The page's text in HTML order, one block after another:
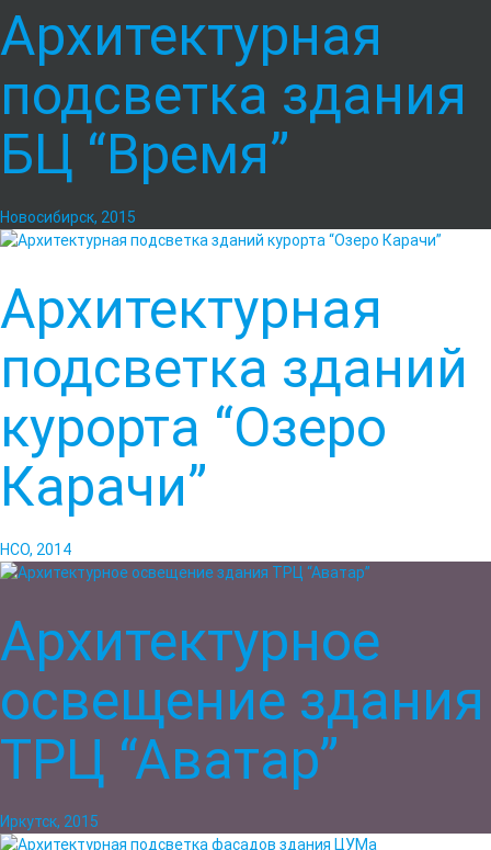
Архитектурная
подсветка здания
БЦ “Время”
Новосибирск, 2015
Архитектурная
подсветка зданий
курорта “Озеро
Карачи”
НСО, 2014
Архитектурное
освещение здания
ТРЦ “Аватар”
Иркутск, 2015